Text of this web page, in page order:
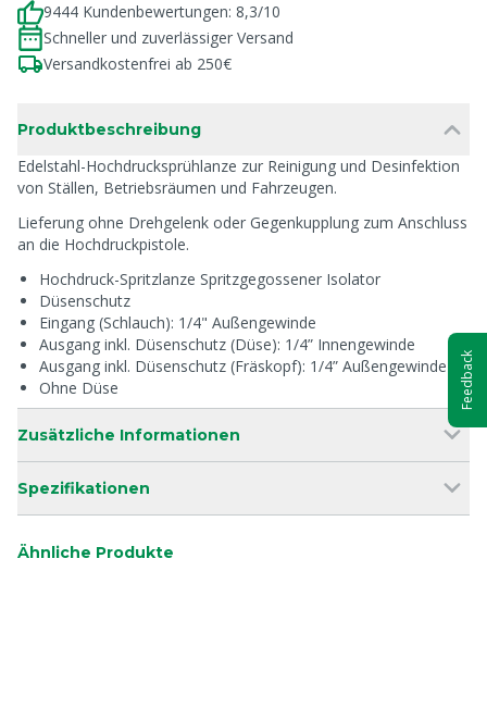
9444 Kundenbewertungen: 8,3/10
Schneller und zuverlässiger Versand
Versandkostenfrei ab 250€
Produktbeschreibung
Edelstahl-Hochdrucksprühlanze zur Reinigung und Desinfektion
von Ställen, Betriebsräumen und Fahrzeugen.
Lieferung ohne Drehgelenk oder Gegenkupplung zum Anschluss
an die Hochdruckpistole.
Hochdruck-Spritzlanze Spritzgegossener Isolator
Düsenschutz
Eingang (Schlauch): 1/4" Außengewinde
Ausgang inkl. Düsenschutz (Düse): 1/4” Innengewinde
Ausgang inkl. Düsenschutz (Fräskopf): 1/4” Außengewinde
Ohne Düse
Zusätzliche Informationen
Spezifikationen
Ähnliche Produkte
Feedback